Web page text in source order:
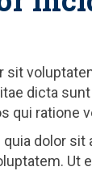
dicta
qui ratione
dolor